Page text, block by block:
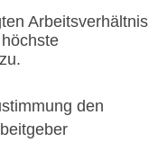
Arbeitsverhältnis
den